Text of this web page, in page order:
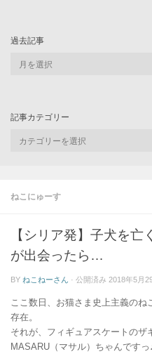
ねこにゅーす
【シリア発】子犬を
が出会ったら…
BY ねこねーさん · 公開済み 2018年5月
ここ数日、お猫さま史上主義のね
存在。
それが、フィギュアスケートのザ
MASARU（マサル）ちゃんですっ
過去記事
記事カテゴリー
ゴ